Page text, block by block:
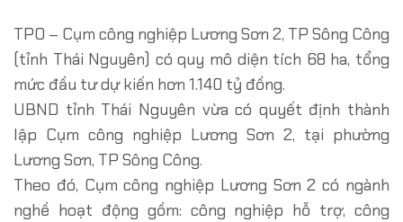
TPO – Cụm công nghiệp Lương Sơn 2, TP Sông Công
(tỉnh Thái Nguyên) có quy mô diện tích 68 ha, tổng
mức đầu tư dự kiến hơn 1.140 tỷ đồng.
UBND tỉnh Thái Nguyên vừa có quyết định thành
lập Cụm công nghiệp Lương Sơn 2, tại phường
Lương Sơn, TP Sông Công.
Theo đó, Cụm công nghiệp Lương Sơn 2 có ngành
nghề hoạt động gồm: công nghiệp hỗ trợ, công